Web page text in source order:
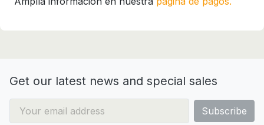
Get our latest news and special sales